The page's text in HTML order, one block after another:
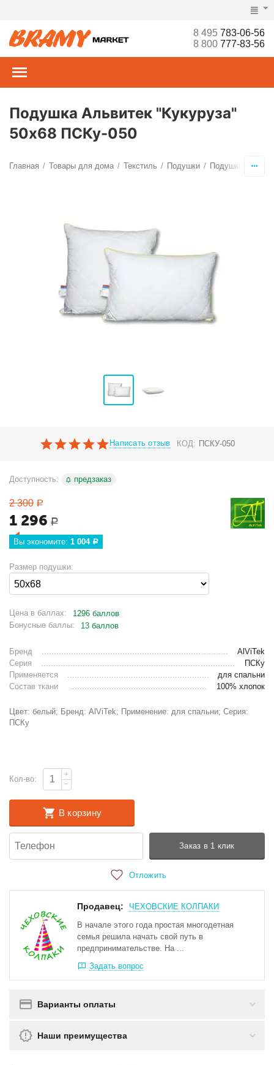
8 495783-06-56
8 800777-83-56
Подушка Альвитек "Кукуруза"
50х68 ПСКу-050
Главная / Товары для дома / Текстиль / Подушки / Подушки для
Написать отзыв КОД: ПСКУ-050
Доступность: предзаказ
2 300 Р
1 296 Р
Вы экономите: 1 004 Р
Размер подушки:
Цена в баллах:
1296 баллов
Бонусные баллы:
13 баллов
Бренд
AlViTek
Серия
ПСКу
Применяется
для спальни
Состав ткани
100% хлопок
Цвет: белый; Бренд: AlViTek; Применение: для спальни; Серия:
ПСКу
Кол-во:
+
−
В корзину
Заказ в 1 клик
Отложить
Продавец:
ЧЕХОВСКИЕ КОЛПАКИ
В начале этого года простая многодетная
семья решила начать свой путь в
предпринимательстве. На ...
Задать вопрос
Варианты оплаты
Наши преимущества